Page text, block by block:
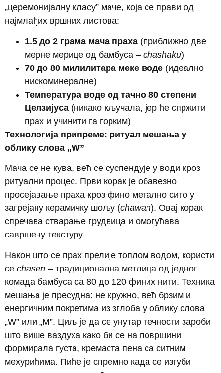
„церемонијалну класу” маче, која се прави од
најмлађих вршних листова:
1.5 до 2 грама мача праха (приближно две
мерне мерице од бамбуса – chashaku)
70 до 80 милилитара меке воде (идеално
нискоминералне)
Температура воде од тачно 80 степени
Целзијуса (никако кључала, јер ће спржити
прах и учинити га горким)
Технологија припреме: ритуал мешања у
облику слова „W”
Мача се не кува, већ се суспендује у води кроз
ритуални процес. Први корак је обавезно
просејавање праха кроз фино метално сито у
загрејану керамичку шољу (chawan). Овај корак
спречава стварање грудвица и омогућава
савршену текстуру.
Након што се прах прелије топлом водом, користи
се chasen – традиционална метлица од једног
комада бамбуса са 80 до 120 финих нити. Техника
мешања је пресудна: не кружно, већ брзим и
енергичним покретима из зглоба у облику слова
„W” или „M”. Циљ је да се унутар течности зароби
што више ваздуха како би се на површини
формирала густа, кремаста пена са ситним
мехурићима. Пиће је спремно када се изгуби